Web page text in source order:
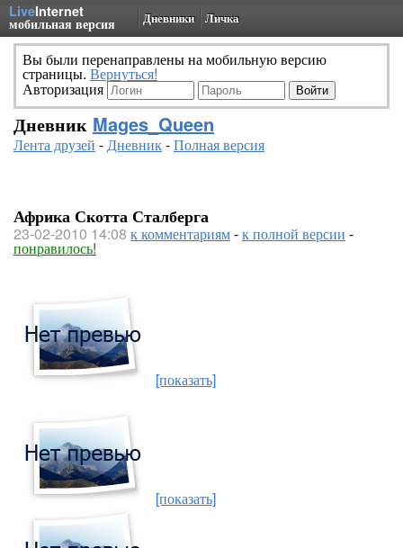
LiveInternet
мобильная версия Дневники Личка
Вы были перенаправлены на мобильную версию
страницы. Вернуться!
Авторизация
Дневник Mages_Queen
Лента друзей -Дневник-Полная версия
Африка Скотта Сталберга
23-02-2010 14:08 к комментариям-к полной версии -
понравилось!
[показать]
[показать]